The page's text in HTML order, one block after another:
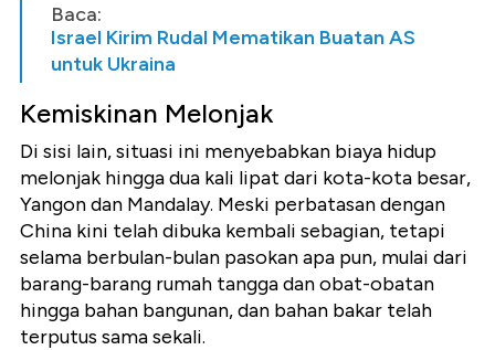
Baca:
Israel Kirim Rudal Mematikan Buatan AS
untuk Ukraina
Kemiskinan Melonjak
Di sisi lain, situasi ini menyebabkan biaya hidup
melonjak hingga dua kali lipat dari kota-kota besar,
Yangon dan Mandalay. Meski perbatasan dengan
China kini telah dibuka kembali sebagian, tetapi
selama berbulan-bulan pasokan apa pun, mulai dari
barang-barang rumah tangga dan obat-obatan
hingga bahan bangunan, dan bahan bakar telah
terputus sama sekali.